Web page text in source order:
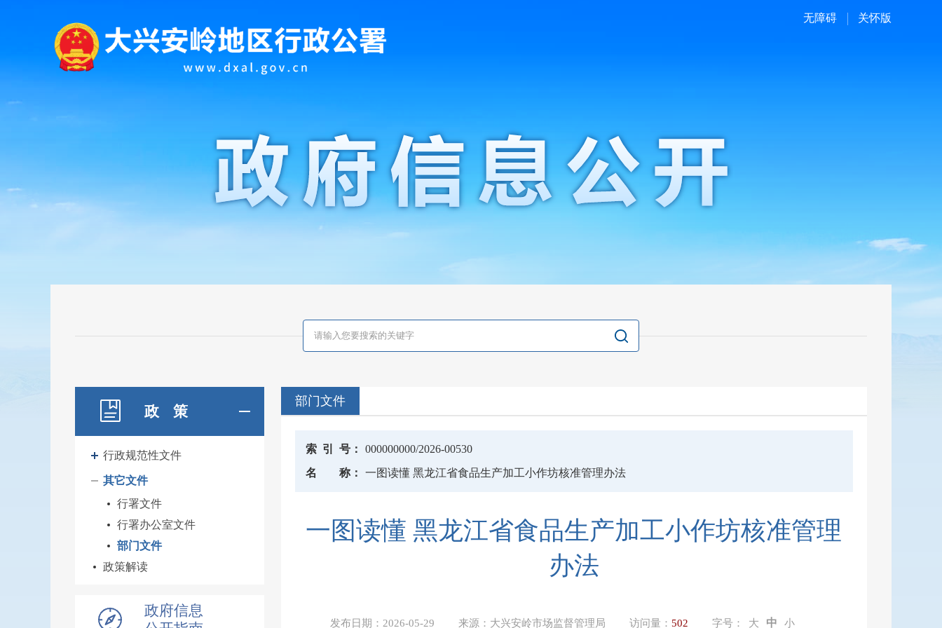
无障碍 关怀版
政 策
行政规范性文件
其它文件
行署文件
行署办公室文件
部门文件
政策解读
政府信息
部门文件
索 引 号：
000000000/2026-00530
名
称： 一图读懂 黑龙江省食品生产加工小作坊核准管理办法
一图读懂 黑龙江省食品生产加工小作坊核准管理
办法
发布日期： 2026-05-29 来源： 大兴安岭市场监督管理局 访问量： 502 字号： 大 中 小